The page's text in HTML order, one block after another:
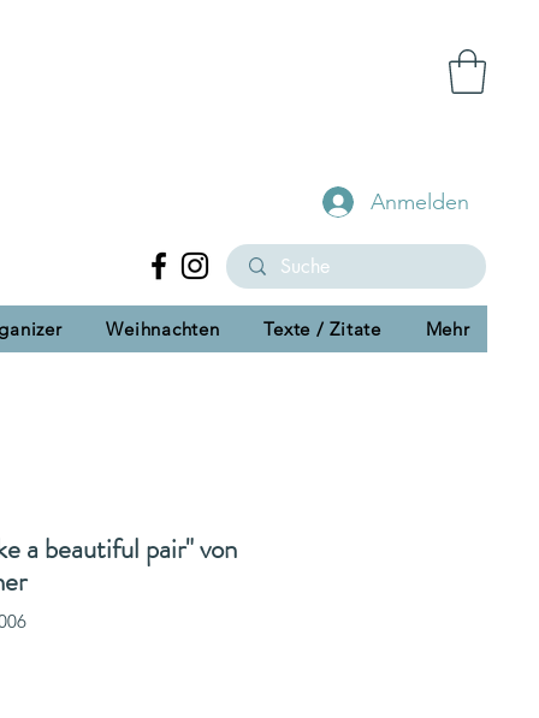
Anmelden
Weihnachten Texte / Zitate Mehr
a beautiful pair" von